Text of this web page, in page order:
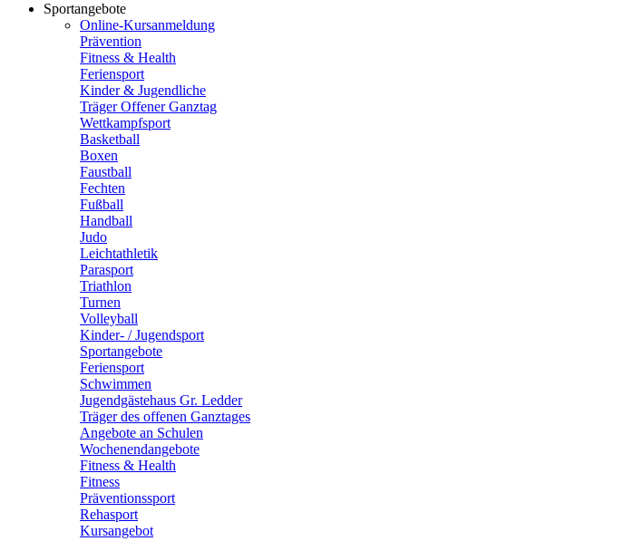
Sportangebote
Online-Kursanmeldung
Prävention
Fitness & Health
Feriensport
Kinder & Jugendliche
Träger Offener Ganztag
Wettkampfsport
Basketball
Boxen
Faustball
Fechten
Fußball
Handball
Judo
Leichtathletik
Parasport
Triathlon
Turnen
Volleyball
Kinder- / Jugendsport
Sportangebote
Feriensport
Schwimmen
Jugendgästehaus Gr. Ledder
Träger des offenen Ganztages
Angebote an Schulen
Wochenendangebote
Fitness & Health
Fitness
Präventionssport
Rehasport
Kursangebot